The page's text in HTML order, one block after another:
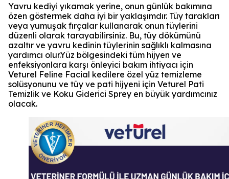
Yavru kediyi yıkamak yerine, onun günlük bakımına
özen göstermek daha iyi bir yaklaşımdır. Tüy tarakları
veya yumuşak fırçalar kullanarak onun tüylerini
düzenli olarak tarayabilirsiniz. Bu, tüy dökümünü
azaltır ve yavru kedinin tüylerinin sağlıklı kalmasına
yardımcı olur.Yüz bölgesindeki tüm hijyen ve
enfeksiyonlara karşı önleyici bakım ihtiyacı için
Veturel Feline Facial kedilere özel yüz temizleme
solüsyonunu ve tüy ve pati hijyeni için Veturel Pati
Temizlik ve Koku Giderici Sprey en büyük yardımcınız
olacak.